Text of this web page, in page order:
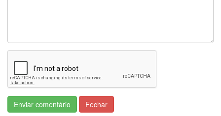
Enviar comentário Fechar